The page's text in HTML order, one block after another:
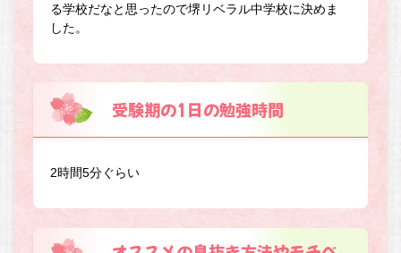
る学校だなと思ったので堺リベラル中学校に決めま
した。
受験期の1日の勉強時間
2時間5分ぐらい